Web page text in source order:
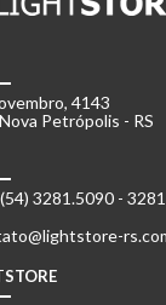
4143
Petrópolis - RS
3281.5090 -
STORE